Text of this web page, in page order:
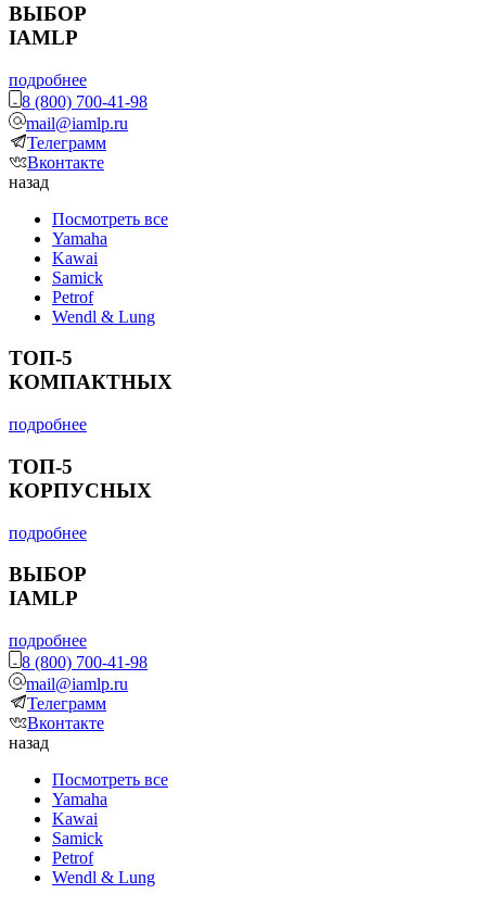
ВЫБОР
IAMLP
подробнее
8 (800) 700-41-98
mail@iamlp.ru
Телеграмм
Вконтакте
назад
Посмотреть все
Yamaha
Kawai
Samick
Petrof
Wendl & Lung
ТОП-5
КОМПАКТНЫХ
подробнее
ТОП-5
КОРПУСНЫХ
подробнее
ВЫБОР
IAMLP
подробнее
8 (800) 700-41-98
mail@iamlp.ru
Телеграмм
Вконтакте
назад
Посмотреть все
Yamaha
Kawai
Samick
Petrof
Wendl & Lung